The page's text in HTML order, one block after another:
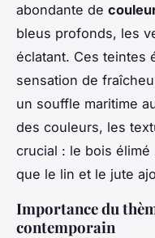
abondante de
bleus profonds, les
éclatant. Ces teintes
sensation de
un souffle maritime
des couleurs, les
crucial : le bois
que le lin et le jute
Importance du
contemporain